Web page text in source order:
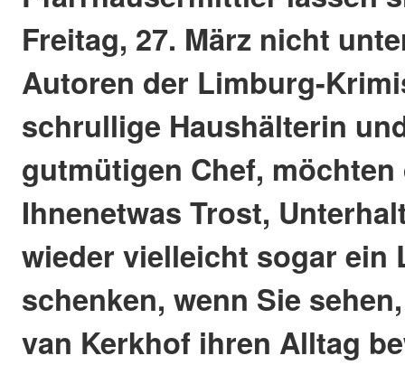
Freitag, 27. März nicht
Autoren der Limburg-
schrullige Haushälterin
gutmütigen Chef,
Ihnenetwas Trost,
wieder vielleicht sogar ein
schenken, wenn Sie
van Kerkhof ihren Alltag